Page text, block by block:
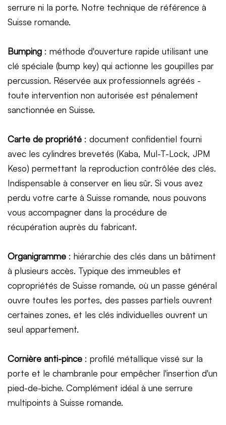
serrure ni la porte. Notre technique de référence à
Suisse romande.
Bumping : méthode d'ouverture rapide utilisant une
clé spéciale (bump key) qui actionne les goupilles par
percussion. Réservée aux professionnels agréés -
toute intervention non autorisée est pénalement
sanctionnée en Suisse.
Carte de propriété : document confidentiel fourni
avec les cylindres brevetés (Kaba, Mul-T-Lock, JPM
Keso) permettant la reproduction contrôlée des clés.
Indispensable à conserver en lieu sûr. Si vous avez
perdu votre carte à Suisse romande, nous pouvons
vous accompagner dans la procédure de
récupération auprès du fabricant.
Organigramme : hiérarchie des clés dans un bâtiment
à plusieurs accès. Typique des immeubles et
copropriétés de Suisse romande, où un passe général
ouvre toutes les portes, des passes partiels ouvrent
certaines zones, et les clés individuelles ouvrent un
seul appartement.
Cornière anti-pince : profilé métallique vissé sur la
porte et le chambranle pour empêcher l'insertion d'un
pied-de-biche. Complément idéal à une serrure
multipoints à Suisse romande.